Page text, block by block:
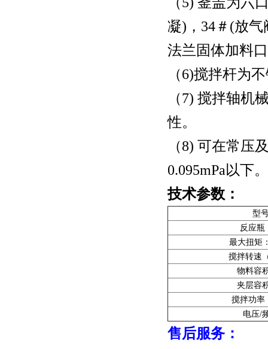
凝)，34＃(放气
法兰固体加料
（6)搅拌杆为
（7) 搅拌轴机
性。
（8) 可在常压
0.095mPa以下。
技术参数：
型
反应瓶
最大扭矩
搅拌转速
物料容
夹层容
搅拌功率
电压/
售后服务：